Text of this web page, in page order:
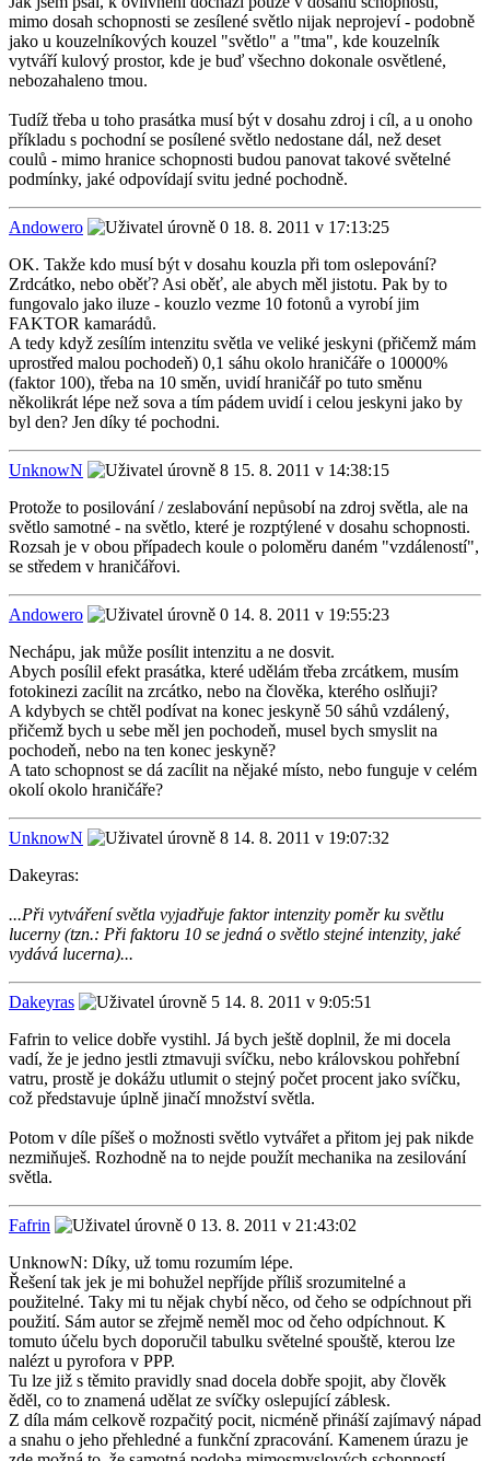
mimo dosah schopnosti se zesílené světlo nijak neprojeví - podobně
jako u kouzelníkových kouzel "světlo" a "tma", kde kouzelník
vytváří kulový prostor, kde je buď všechno dokonale osvětlené,
nebozahaleno tmou.
Tudíž třeba u toho prasátka musí být v dosahu zdroj i cíl, a u onoho
příkladu s pochodní se posílené světlo nedostane dál, než deset
coulů - mimo hranice schopnosti budou panovat takové světelné
podmínky, jaké odpovídají svitu jedné pochodně.
Andowero
18. 8. 2011 v 17:13:25
OK. Takže kdo musí být v dosahu kouzla při tom oslepování?
Zrdcátko, nebo oběť? Asi oběť, ale abych měl jistotu. Pak by to
fungovalo jako iluze - kouzlo vezme 10 fotonů a vyrobí jim
FAKTOR kamarádů.
A tedy když zesílím intenzitu světla ve veliké jeskyni (přičemž mám
uprostřed malou pochodeň) 0,1 sáhu okolo hraničáře o 10000%
(faktor 100), třeba na 10 směn, uvidí hraničář po tuto směnu
několikrát lépe než sova a tím pádem uvidí i celou jeskyni jako by
byl den? Jen díky té pochodni.
UnknowN
15. 8. 2011 v 14:38:15
Protože to posilování / zeslabování nepůsobí na zdroj světla, ale na
světlo samotné - na světlo, které je rozptýlené v dosahu schopnosti.
Rozsah je v obou případech koule o poloměru daném "vzdáleností",
se středem v hraničářovi.
Andowero
14. 8. 2011 v 19:55:23
Nechápu, jak může posílit intenzitu a ne dosvit.
Abych posílil efekt prasátka, které udělám třeba zrcátkem, musím
fotokinezi zacílit na zrcátko, nebo na člověka, kterého oslňuji?
A kdybych se chtěl podívat na konec jeskyně 50 sáhů vzdálený,
přičemž bych u sebe měl jen pochodeň, musel bych smyslit na
pochodeň, nebo na ten konec jeskyně?
A tato schopnost se dá zacílit na nějaké místo, nebo funguje v celém
okolí okolo hraničáře?
UnknowN
14. 8. 2011 v 19:07:32
Dakeyras:
...Při vytváření světla vyjadřuje faktor intenzity poměr ku světlu
lucerny (tzn.: Při faktoru 10 se jedná o světlo stejné intenzity, jaké
vydává lucerna)...
Dakeyras
14. 8. 2011 v 9:05:51
Fafrin to velice dobře vystihl. Já bych ještě doplnil, že mi docela
vadí, že je jedno jestli ztmavuji svíčku, nebo královskou pohřební
vatru, prostě je dokážu utlumit o stejný počet procent jako svíčku,
což představuje úplně jinačí množství světla.
Potom v díle píšeš o možnosti světlo vytvářet a přitom jej pak nikde
nezmiňuješ. Rozhodně na to nejde použít mechanika na zesilování
světla.
Fafrin
13. 8. 2011 v 21:43:02
UnknowN: Díky, už tomu rozumím lépe.
Řešení tak jek je mi bohužel nepříjde příliš srozumitelné a
použitelné. Taky mi tu nějak chybí něco, od čeho se odpíchnout při
použití. Sám autor se zřejmě neměl moc od čeho odpíchnout. K
tomuto účelu bych doporučil tabulku světelné spouště, kterou lze
nalézt u pyrofora v PPP.
Tu lze již s těmito pravidly snad docela dobře spojit, aby člověk
ěděl, co to znamená udělat ze svíčky oslepující záblesk.
Z díla mám celkově rozpačitý pocit, nicméně přináší zajímavý nápad
a snahu o jeho přehledné a funkční zpracování. Kamenem úrazu je